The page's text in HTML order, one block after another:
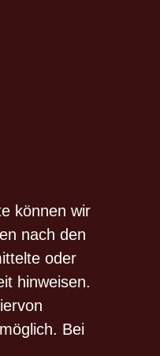
können wir
nach den
oder
hinweisen.
Bei